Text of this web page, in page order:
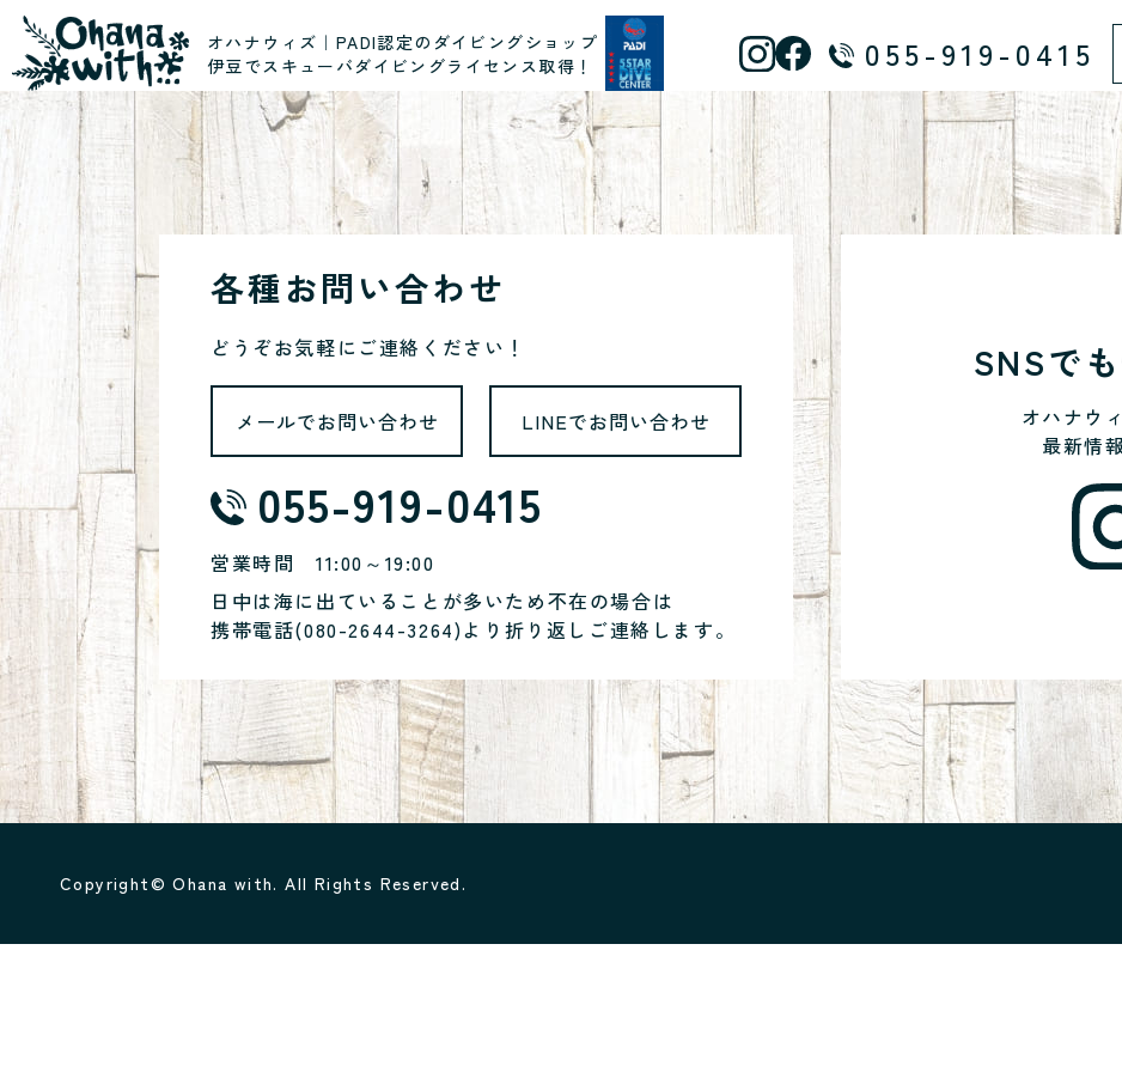
オハナウィズ｜PADI認定のダイビングショップ
伊豆でスキューバダイビングライセンス取得！
055-919-0415
各種お問い合わせ
どうぞお気軽にご連絡ください！
メールでお問い合わせ LINEでお問い合わせ
055-919-0415
営業時間 11:00～19:00
日中は海に出ていることが多いため不在の場合は
携帯電話(080-2644-3264)より折り返しご連絡します。
SNSで
オハナウ
最新情
Copyright© Ohana with. All Rights Reserved.